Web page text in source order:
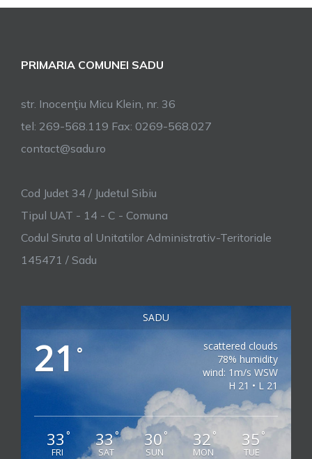
PRIMARIA COMUNEI SADU
str. Inocenţiu Micu Klein, nr. 36
tel: 269-568.119 Fax: 0269-568.027
contact@sadu.ro
Cod Judet 34 / Judetul Sibiu
Tipul UAT - 14 - C - Comuna
Codul Siruta al Unitatilor Administrativ-Teritoriale
145471 / Sadu
SADU
21 °
scattered clouds
78% humidity
wind: 1m/s WSW
H 21 • L 21
33 °
FRI
33°
SAT
30°
SUN
32 °
MON
35 °
TUE